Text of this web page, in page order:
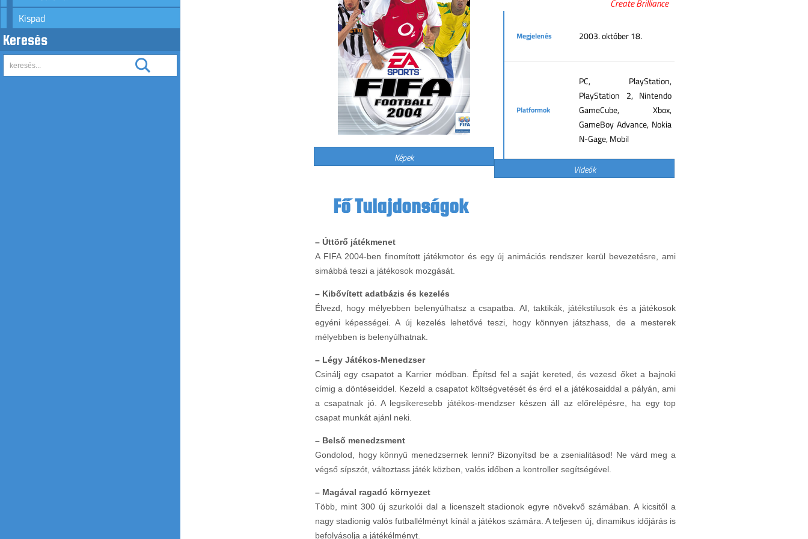
Kispad
Keresés
Create Brilliance
Megjelenés 2003. október 18.
Platformok
PC, PlayStation,
PlayStation 2, Nintendo
GameCube, Xbox,
GameBoy Advance, Nokia
N-Gage, Mobil
Képek
Videók
Fő Tulajdonságok
– Úttörő játékmenet
A FIFA 2004-ben finomított játékmotor és egy új animációs rendszer kerül bevezetésre, ami
simábbá teszi a játékosok mozgását.
– Kibővített adatbázis és kezelés
Élvezd, hogy mélyebben belenyúlhatsz a csapatba. AI, taktikák, játékstílusok és a játékosok
egyéni képességei. A új kezelés lehetővé teszi, hogy könnyen játszhass, de a mesterek
mélyebben is belenyúlhatnak.
– Légy Játékos-Menedzser
Csinálj egy csapatot a Karrier módban. Építsd fel a saját kereted, és vezesd őket a bajnoki
címig a döntéseiddel. Kezeld a csapatot költségvetését és érd el a játékosaiddal a pályán, ami
a csapatnak jó. A legsikeresebb játékos-mendzser készen áll az előrelépésre, ha egy top
csapat munkát ajánl neki.
– Belső menedzsment
Gondolod, hogy könnyű menedzsernek lenni? Bizonyítsd be a zsenialitásod! Ne várd meg a
végső sípszót, változtass játék közben, valós időben a kontroller segítségével.
– Magával ragadó környezet
Több, mint 300 új szurkolói dal a licenszelt stadionok egyre növekvő számában. A kicsitől a
nagy stadionig valós futballélményt kínál a játékos számára. A teljesen új, dinamikus időjárás is
befolyásolja a játékélményt.